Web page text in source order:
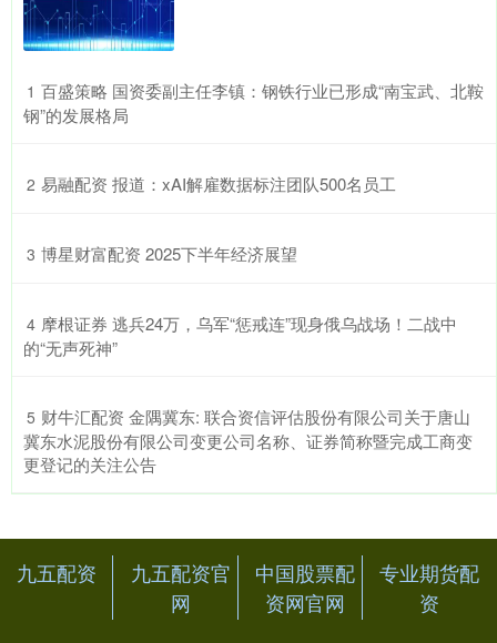
1 ​百盛策略 国资委副主任李镇：钢铁行业已形成“南宝武、北鞍
钢”的发展格局
2 ​易融配资 报道：xAI解雇数据标注团队500名员工
3 ​博星财富配资 2025下半年经济展望
4 ​摩根证券 逃兵24万，乌军“惩戒连”现身俄乌战场！二战中
的“无声死神”
5 ​财牛汇配资 金隅冀东: 联合资信评估股份有限公司关于唐山
冀东水泥股份有限公司变更公司名称、证券简称暨完成工商变
更登记的关注公告
九五配资
九五配资官
网
中国股票配
资网官网
专业期货配
资